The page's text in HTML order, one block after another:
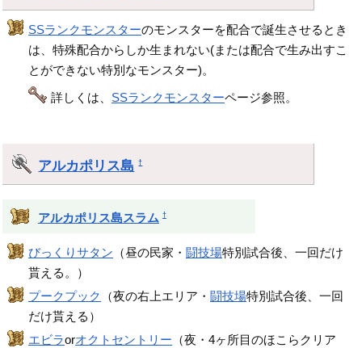
SSランクモンスターのモンスターを配合で誕生させるとき
は、特殊配合からしか生まれない(または配合で生み出すこ
とができない特別なモンスター)。
詳しくは、 SSランクモンスターページ参照。
アルカポリス島 †
アルカポリス島スラム †
びっくりサタン （昼の民家・ 闘技場特別試合後、一回だけ
貰える。）
プークプック
（夜の右上エリア・ 闘技場特別試合後、一回
だけ貰える）
エビラorオクトセントリー （夜・4ヶ所目のほこらクリア